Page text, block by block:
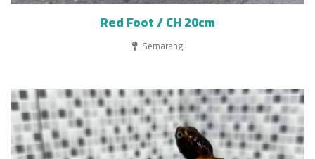
Red Foot / CH 20cm
Semarang